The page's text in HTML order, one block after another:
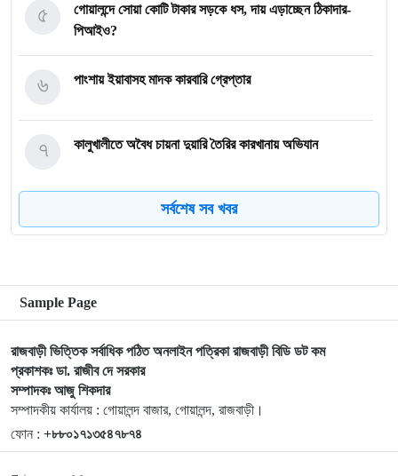
গোয়ালন্দে সোয়া কোটি টাকার সড়কে ধস, দায় এড়াচ্ছেন ঠিকাদার-
পিআইও?
৫
পাংশায় ইয়াবাসহ মাদক কারবারি গ্রেপ্তার
৬
কালুখালীতে অবৈধ চায়না দুয়ারি তৈরির কারখানায় অভিযান
৭
গোয়ালন্দের নবাগত ইউএনও সাইফুল হুদার যোগদান
৯
সম্মাননা প্রদান
১০
কালুখালীতে বাস-মাহেন্দ্র সংঘর্ষ নিহত-১ আহত ৫
১১
সর্বশেষ সব খবর
Sample Page
রাজবাড়ী ভিত্তিক সর্বাধিক পঠিত অনলাইন পত্রিকা রাজবাড়ী বিডি ডট কম
প্রকাশকঃ ডা. রাজীব দে সরকার
সম্পাদকঃ আজু শিকদার
সম্পাদকীয় কার্যালয় : গোয়ালন্দ বাজার, গোয়ালন্দ, রাজবাড়ী।
ফোন : +৮৮০১৭১৩৫৪৭৮৭৪